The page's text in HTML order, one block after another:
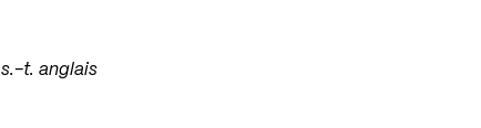
s.-t. anglais